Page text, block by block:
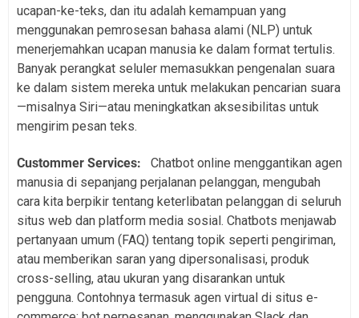
ucapan-ke-teks, dan itu adalah kemampuan yang
menggunakan pemrosesan bahasa alami (NLP) untuk
menerjemahkan ucapan manusia ke dalam format tertulis.
Banyak perangkat seluler memasukkan pengenalan suara
ke dalam sistem mereka untuk melakukan pencarian suara
—misalnya Siri—atau meningkatkan aksesibilitas untuk
mengirim pesan teks.
Custommer Services:
Chatbot online menggantikan agen
manusia di sepanjang perjalanan pelanggan, mengubah
cara kita berpikir tentang keterlibatan pelanggan di seluruh
situs web dan platform media sosial. Chatbots menjawab
pertanyaan umum (FAQ) tentang topik seperti pengiriman,
atau memberikan saran yang dipersonalisasi, produk
cross-selling, atau ukuran yang disarankan untuk
pengguna. Contohnya termasuk agen virtual di situs e-